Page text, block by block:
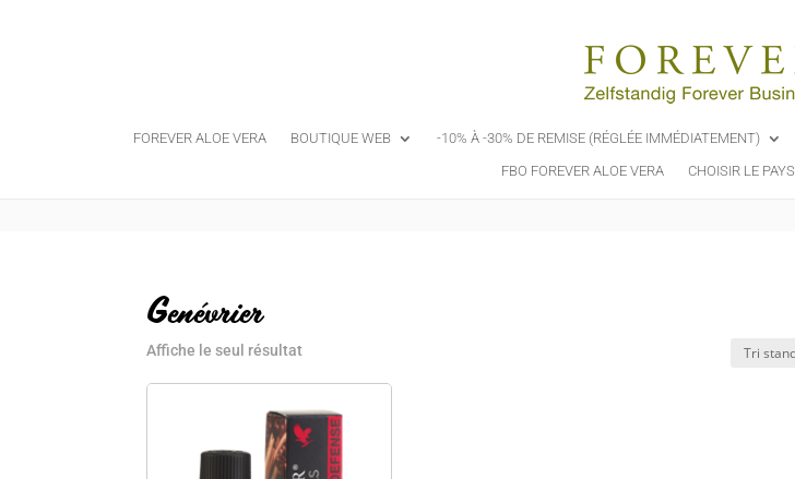
FOREVER ALOE VERA BOUTIQUE WEB -10% À -30% DE REMISE (RÉGLÉE IMMÉDIATEMENT)
FBO FOREVER ALOE VERA
CHOISIR LE PAYS
Genévrier
Affiche le seul résultat